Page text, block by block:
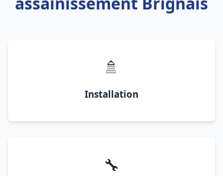
🚿
Installation
🔧